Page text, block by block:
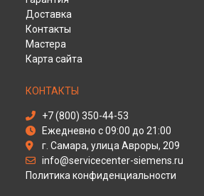
Иркутске
Ремонт микроволновой печи
Ремонт микроволновой печи
Ремонт микроволновой печи
Ремонт микроволновой печи
Ульяновске
Ремонт микроволновой печи
Ремонт микроволновой печи
Оренбурге
Ремонт микроволновой печи
Доставка
Контакты
Мастера
Карта сайта
КОНТАКТЫ
+7 (800) 350-44-53
Ежедневно с 09:00 до 21:00
г. Самара, улица Авроры, 209
info@servicecenter-siemens.ru
Политика конфиденциальности